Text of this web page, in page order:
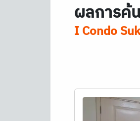
ผลการค้
I Condo